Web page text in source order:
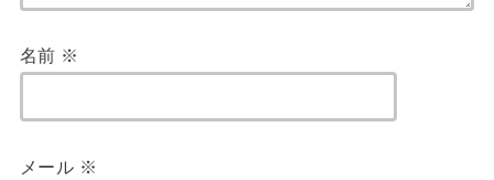
名前 ※
メール ※